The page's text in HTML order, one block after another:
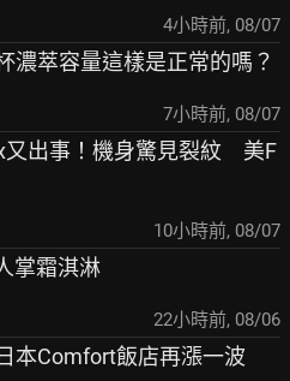
4小時前, 08/07
濃萃容量這樣是正常的嗎？
7小時前, 08/07
又出事！機身驚見裂紋 美F
10小時前, 08/07
掌霜淇淋
23小時前, 08/06
本Comfort飯店再漲一波